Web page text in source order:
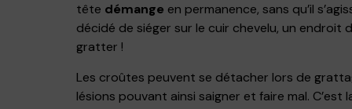
tête démange en permanence, sans qu’il
décidé de siéger sur le cuir chevelu, un endroit
gratter !
Les croûtes peuvent se détacher lors de
lésions pouvant ainsi saigner et faire mal.